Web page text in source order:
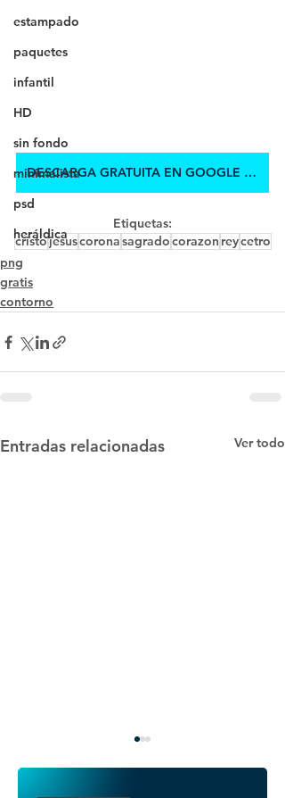
estampado
paquetes
infantil
HD
sin fondo
minimalista
psd
heráldica
DESCARGA GRATUITA EN GOOGLE DRIVE
Etiquetas:
cristojesuscoronasagradocorazon reycetro
png
gratis
contorno
Entradas relacionadas Ver todo